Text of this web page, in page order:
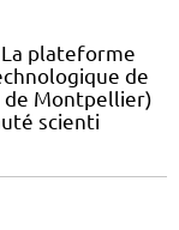
La plateforme
de
de Montpellier)
scienti